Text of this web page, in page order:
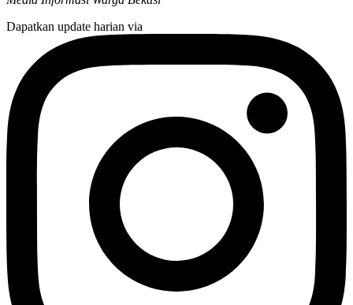
Dapatkan update harian via